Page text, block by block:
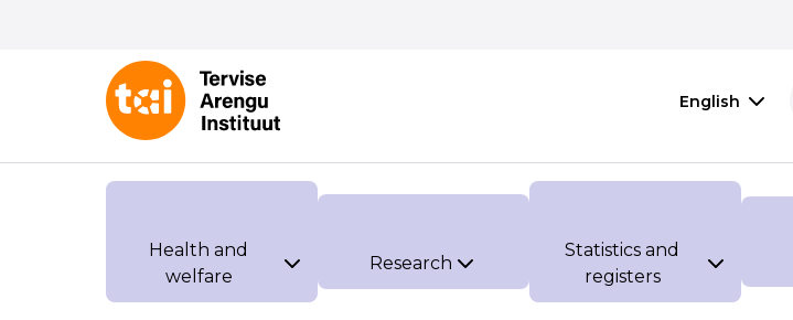
English
Health and
welfare
Research
Statistics and
registers